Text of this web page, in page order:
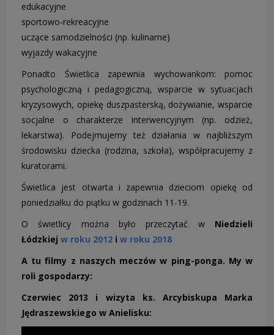
edukacyjne
sportowo-rekreacyjne
uczące samodzielności (np. kulinarne)
wyjazdy wakacyjne
Ponadto Świetlica zapewnia wychowankom: pomoc
psychologiczną i pedagogiczną, wsparcie w sytuacjach
kryzysowych, opiekę duszpasterską, dożywianie, wsparcie
socjalne o charakterze interwencyjnym (np. odzież,
lekarstwa). Podejmujemy też działania w najbliższym
środowisku dziecka (rodzina, szkoła), współpracujemy z
kuratorami.
Świetlica jest otwarta i zapewnia dzieciom opiekę od
poniedziałku do piątku w godzinach 11-19.
O świetlicy można było przeczytać w Niedzieli
Łódzkiej w roku 2012 i w roku 2018
A tu filmy z naszych meczów w ping-ponga. My w
roli gospodarzy:
Czerwiec 2013 i wizyta ks. Arcybiskupa Marka
Jędraszewskiego w Anielisku: